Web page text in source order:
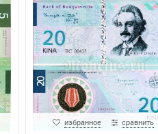
избранное сравнить